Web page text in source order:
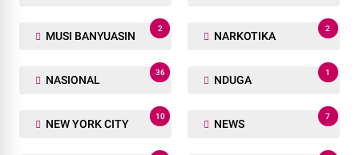
MUSI BANYUASIN
2
NARKOTIKA
2
NASIONAL
36
NDUGA
1
NEW YORK CITY
10
NEWS
7